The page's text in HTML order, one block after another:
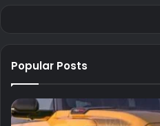
Popular Posts